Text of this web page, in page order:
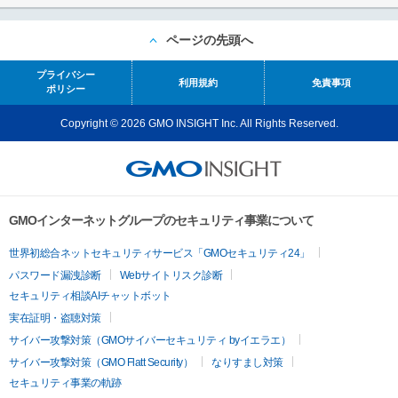
ページの先頭へ
プライバシー
ポリシー
利用規約 免責事項
Copyright © 2026 GMO INSIGHT Inc. All Rights Reserved.
GMOインターネットグループのセキュリティ事業について
世界初総合ネットセキュリティサービス「GMOセキュリティ24」
パスワード漏洩診断
Webサイトリスク診断
セキュリティ相談AIチャットボット
実在証明・盗聴対策
サイバー攻撃対策（GMOサイバーセキュリティ byイエラエ）
サイバー攻撃対策（GMO Flatt Security）
なりすまし対策
セキュリティ事業の軌跡